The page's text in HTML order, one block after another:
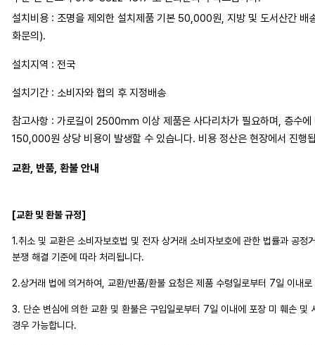
설치비용 : 조명을 제외한 설치제품 기본 50,000원, 지방 및 도서산간 배
화문의).
설치지역 : 전국
설치기간 : 소비자와 협의 후 지정배송
참고사항 : 가로길이 2500mm 이상 제품은 사다리차가 필요하며, 층수
150,000원 상당 비용이 발생할 수 있습니다. 비용 정산은 현장에서 진행
교환, 반품, 환불 안내
[교환 및 환불 규정]
1.취소 및 교환은 소비자보호법 및 전자 상거래 소비자보호에 관한 법률과 공정
분쟁 해결 기준에 따라 처리됩니다.
2.상거래 법에 의거하여, 교환/반품/환불 요청은 제품 수령일로부터 7일 이내로
3. 단순 변심에 의한 교환 및 환불은 구입일로부터 7일 이내에 포장 미 훼손 및
경우 가능합니다.